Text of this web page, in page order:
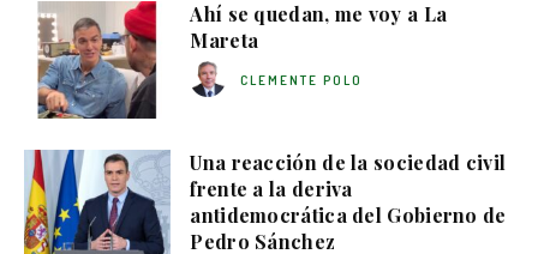
Ahí se quedan, me voy a La
Mareta
CLEMENTE POLO
Una reacción de la sociedad civil
frente a la deriva
antidemocrática del Gobierno de
Pedro Sánchez